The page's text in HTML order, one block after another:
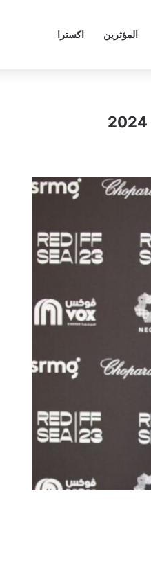
المؤثرين اكسترا